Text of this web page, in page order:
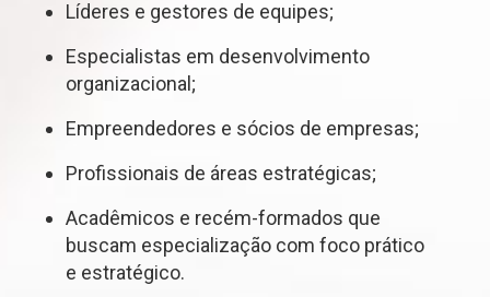
Líderes e gestores de equipes;
Especialistas em desenvolvimento
organizacional;
Empreendedores e sócios de empresas;
Profissionais de áreas estratégicas;
Acadêmicos e recém-formados que
buscam especialização com foco prático
e estratégico.